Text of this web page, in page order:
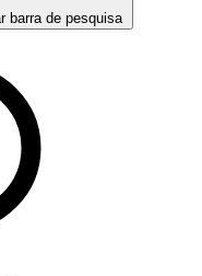
barra de pesquisa